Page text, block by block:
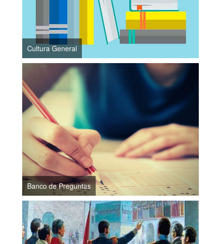
Cultura General
Banco de Preguntas